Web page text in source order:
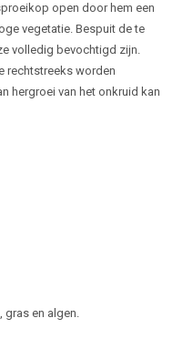
open door hem een
vegetatie. Bespuit de te
volledig bevochtigd zijn.
rechtstreeks worden
hergroei van het onkruid kan
gras en algen.